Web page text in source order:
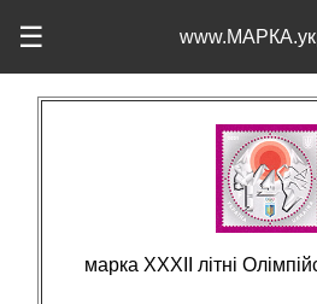
☰
марка XXXІІ літні